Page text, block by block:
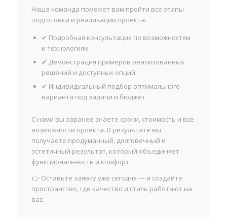
Наша команда поможет вам пройти все этапы
подготовки и реализации проекта:
✔ Подробная консультация по возможностям
и технологиям
✔ Демонстрация примеров реализованных
решений и доступных опций
✔ Индивидуальный подбор оптимального
варианта под задачи и бюджет
С нами вы заранее знаете сроки, стоимость и все
возможности проекта. В результате вы
получаете продуманный, долговечный и
эстетичный результат, который объединяет
функциональность и комфорт.
👉 Оставьте заявку уже сегодня — и создайте
пространство, где качество и стиль работают на
вас.